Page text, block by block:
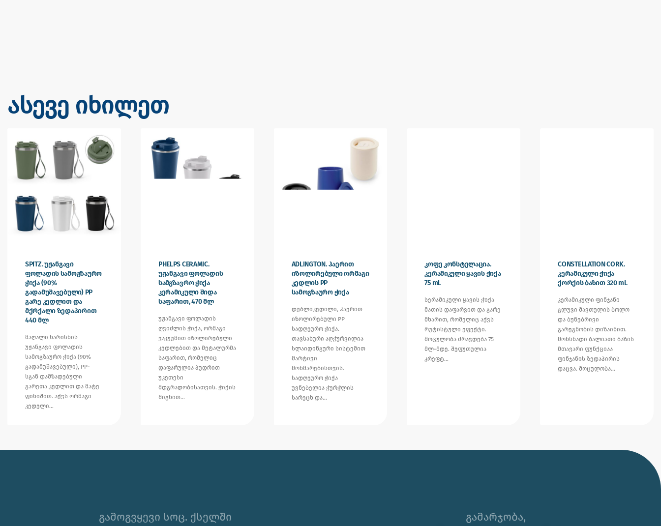
ასევე იხილეთ
SPITZ. უჟანგავი
ფოლადის სამოგზაურო
ჭიქა (90%
გადამუშავებული) PP
გარე კედლით და
მქრქალი ზედაპირით
440 მლ
მაღალი ხარისხის
უჟანგავი ფოლადის
სამოგზაურო ჭიქა (90%
გადამუშავებული), PP-
სგან დამზადებული
გარეთა კედლით და მატე
ფინიშით. აქვს ორმაგი
კედელი…
PHELPS CERAMIC.
უჟანგავი ფოლადის
სამგზავრო ჭიქა
კერამიკული შიდა
საფარით, 470 მლ
უჟანგავი ფოლადის
ღვიძლის ჭიქა, ორმაგი
ვაკუუმით იზოლირებული
კედლებით და მეტალურმა
საფარით, რომელიც
დაფარულია პუდრით
უკეთესი
მდგრადობისათვის. ჭიქის
შიგნით…
ADLINGTON. ჰაერით
იზოლირებული ორმაგი
კედლის PP
სამოგზაურო ჭიქა
დუბლიკედილი, ჰაერით
იზოლირებული PP
სადღეურო ჭიქა.
თავსახური აღჭურვილია
სლაიდინგური სისტემით
მარტივი
მოხმარებისთვის.
სადღეურო ჭიქა
უვნებელია ჭურჭლის
სარეცხ და…
კოფე კონსტელაცია.
კერამიკული ყავის ჭიქა
75 mL
სერამიკული ყავის ჭიქა
მათის დაფარვით და გარე
მხარით, რომელიც აქვს
რუტისტული ეფექტი.
მოცულობა ძრავდება 75
მლ-მდე. შეფუთულია
კრეფტ…
CONSTELLATION CORK.
კერამიკული ჭიქა
ქორქის ბაზით 320 mL
კერამიკული ფინჯანი
გლუვი მავთულის ბოლო
და ბუნებრივი
გარეგნობის დიზაინით.
მოხსნადი ბალიათი ბაზის
მთავარი ფუნქციაა
ფინჯანის ზედაპირის
დაცვა. მოცულობა…
გამოგვყევი სოც. ქსელში გამარჯობა,
ბრენდირებული პროდუქტის
შერჩევაში დახმარება გჭირდებათ,